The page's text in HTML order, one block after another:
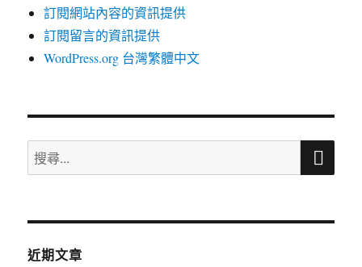
訂閱網站內容的資訊提供
訂閱留言的資訊提供
WordPress.org 台灣繁體中文
搜
尋
鍵
搜
近期文章